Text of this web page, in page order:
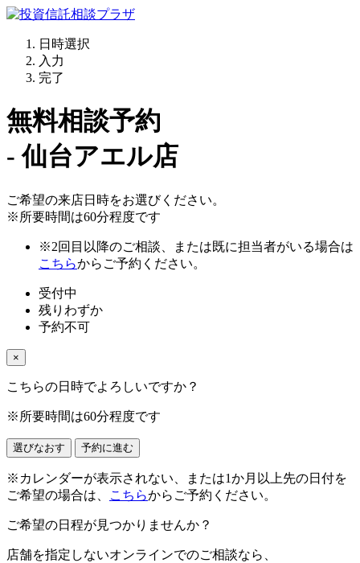
日時選択
入力
完了
無料相談予約
- 仙台アエル店
ご希望の来店日時をお選びください。
※所要時間は60分程度です
※2回目以降のご相談、または既に担当者がいる場合は
こちらからご予約ください。
受付中
残りわずか
予約不可
×
こちらの日時でよろしいですか？
※所要時間は60分程度です
選びなおす 予約に進む
※カレンダーが表示されない、または1か月以上先の日付を
ご希望の場合は、
こちらからご予約ください。
ご希望の日程が見つかりませんか？
店舗を指定しないオンラインでのご相談なら、